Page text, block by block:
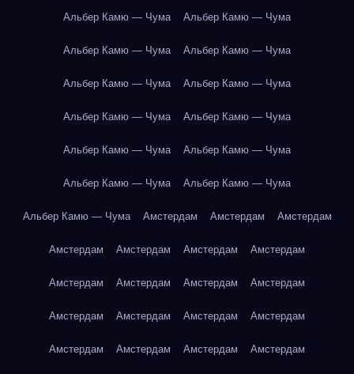
Альбер Камю — Чума Альбер Камю — Чума
Альбер Камю — Чума Альбер Камю — Чума
Альбер Камю — Чума Альбер Камю — Чума
Альбер Камю — Чума Альбер Камю — Чума
Альбер Камю — Чума Альбер Камю — Чума
Альбер Камю — Чума Альбер Камю — Чума
Альбер Камю — Чума Амстердам Амстердам Амстердам
Амстердам Амстердам Амстердам Амстердам
Амстердам Амстердам Амстердам Амстердам
Амстердам Амстердам Амстердам Амстердам
Амстердам Амстердам Амстердам Амстердам